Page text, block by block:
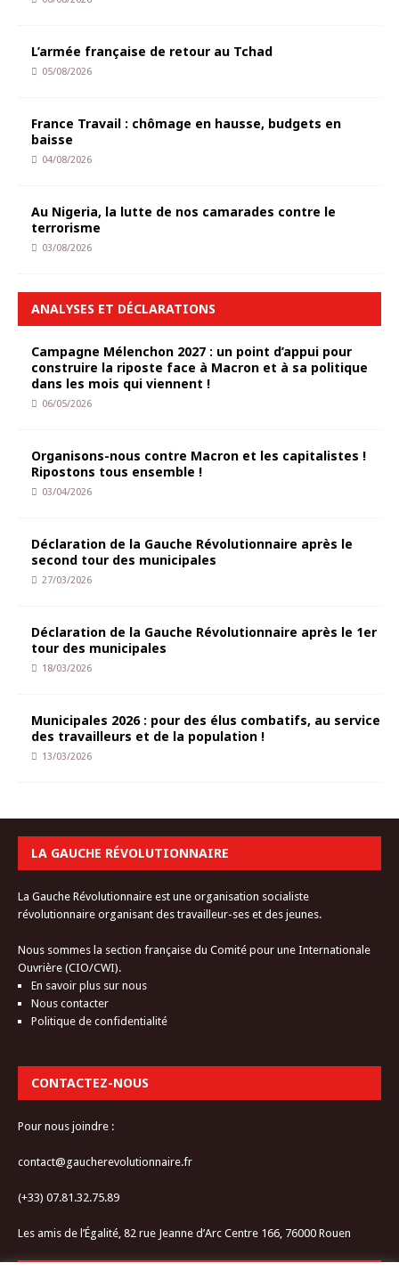
L’armée française de retour au Tchad
05/08/2026
France Travail : chômage en hausse, budgets en
baisse
04/08/2026
Au Nigeria, la lutte de nos camarades contre le
terrorisme
03/08/2026
ANALYSES ET DÉCLARATIONS
Campagne Mélenchon 2027 : un point d’appui pour
construire la riposte face à Macron et à sa politique
dans les mois qui viennent !
06/05/2026
Organisons-nous contre Macron et les capitalistes !
Ripostons tous ensemble !
03/04/2026
Déclaration de la Gauche Révolutionnaire après le
second tour des municipales
27/03/2026
Déclaration de la Gauche Révolutionnaire après le 1er
tour des municipales
18/03/2026
Municipales 2026 : pour des élus combatifs, au service
des travailleurs et de la population !
13/03/2026
LA GAUCHE RÉVOLUTIONNAIRE
La Gauche Révolutionnaire est une organisation socialiste
révolutionnaire organisant des travailleur-ses et des jeunes.
Nous sommes la section française du Comité pour une Internationale
Ouvrière (CIO/CWI).
En savoir plus sur nous
Nous contacter
Politique de confidentialité
CONTACTEZ-NOUS
Pour nous joindre :
contact@gaucherevolutionnaire.fr
(+33) 07.81.32.75.89
Les amis de l’Égalité, 82 rue Jeanne d’Arc Centre 166, 76000 Rouen